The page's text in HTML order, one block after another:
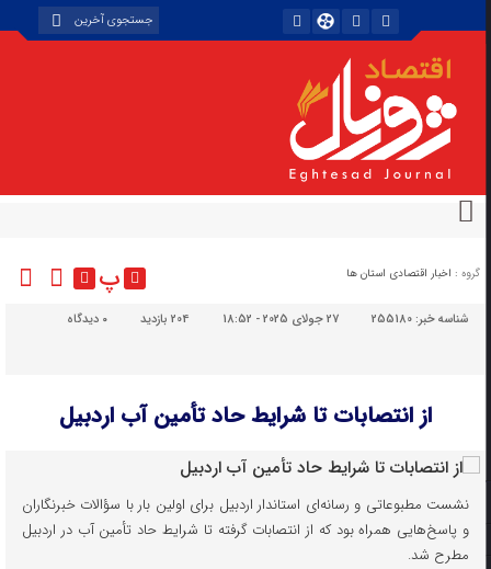
گروه : اخبار اقتصادی استان ها پ
شناسه خبر:255180 27 جولای 2025 - 18:52 204 بازدید دیدگاه
از انتصابات تا شرایط حاد تأمین آب اردبیل
نشست مطبوعاتی و رسانه‌ای استاندار اردبیل برای اولین بار با سؤالات خبرنگاران
و پاسخ‌هایی همراه بود که از انتصابات گرفته تا شرایط حاد تأمین آب در اردبیل
مطرح شد.